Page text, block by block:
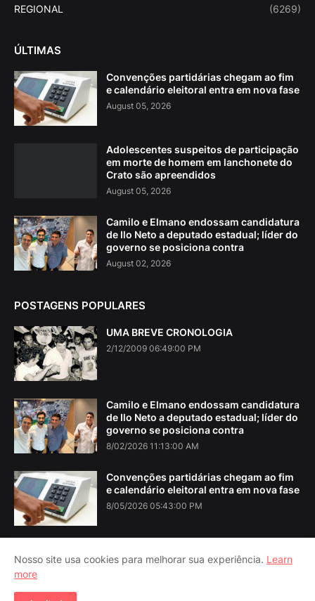
REGIONAL (6269)
ÚLTIMAS
Convenções partidárias chegam ao fim
e calendário eleitoral entra em nova fase
August 05, 2026
Adolescentes suspeitos de participação
em morte de homem em lanchonete do
Crato são apreendidos
August 05, 2026
Camilo e Elmano endossam candidatura
de Ilo Neto a deputado estadual; líder do
governo se posiciona contra
August 02, 2026
POSTAGENS POPULARES
UMA BREVE CRONOLOGIA
2/12/2009 06:49:00 PM
Camilo e Elmano endossam candidatura
de Ilo Neto a deputado estadual; líder do
governo se posiciona contra
8/02/2026 11:13:00 AM
Convenções partidárias chegam ao fim
e calendário eleitoral entra em nova fase
8/05/2026 05:43:00 PM
Nosso site usa cookies para melhorar sua experiência. Learn
more